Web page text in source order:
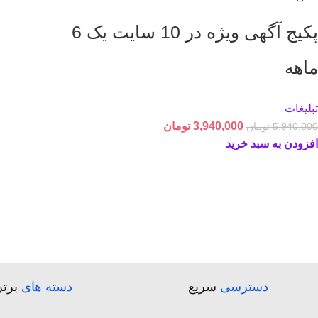
پکیج آگهی ویژه در 10 سایت یک 6
ماهه
تبلیغات
5,940,000 تومان 3,940,000 تومان
افزودن به سبد خرید
دسترسی سریع دسته های برتر